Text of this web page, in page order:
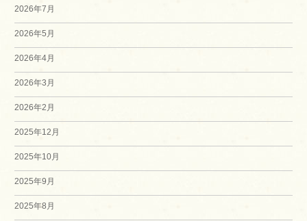
2026年7月
2026年5月
2026年4月
2026年3月
2026年2月
2025年12月
2025年10月
2025年9月
2025年8月